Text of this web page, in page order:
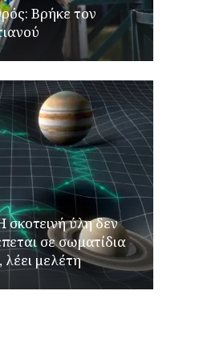
Βρήκε τον
σκοτεινή ύλη δεν
σε σωματίδια
μελέτη